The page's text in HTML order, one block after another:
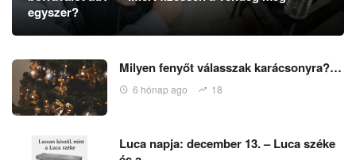
egyszer?
Milyen fenyőt válasszak karácsonyra?…
6 hónap ago 18
Luca napja: december 13. – Luca széke